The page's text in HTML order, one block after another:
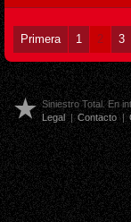
Primera 1 2 3
Siniestro Total. En
Legal | Contacto |